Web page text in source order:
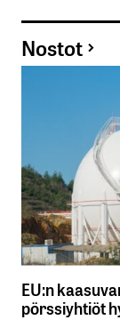
Nostot
EU:n
pörssiyhtiöt